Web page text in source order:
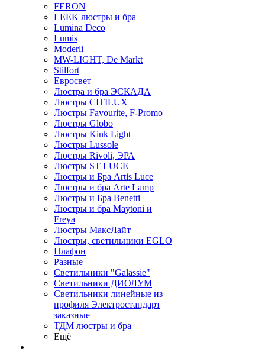
FERON
LEEK люстры и бра
Lumina Deco
Lumis
Moderli
MW-LIGHT, De Markt
Stilfort
Евросвет
Люстра и бра ЭСКАДА
Люстры CITILUX
Люстры Favourite, F-Promo
Люстры Globo
Люстры Kink Light
Люстры Lussole
Люстры Rivoli, ЭРА
Люстры ST LUCE
Люстры и Бра Artis Luce
Люстры и бра Arte Lamp
Люстры и Бра Benetti
Люстры и бра Maytoni и
Freya
Люстры МаксЛайт
Люстры, светильники EGLO
Плафон
Разные
Светильники "Galassie"
Светильники ДИОЛУМ
Светильники линейные из
профиля Электростандарт
заказные
ТДМ люстры и бра
Ещё